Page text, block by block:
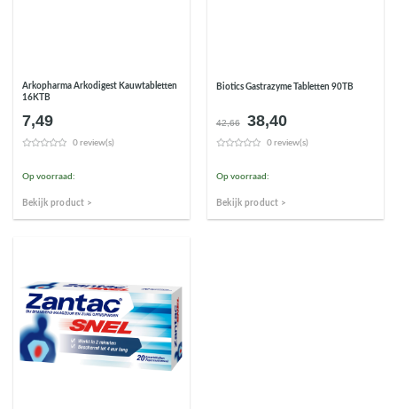
Arkopharma Arkodigest Kauwtabletten
16KTB
7,49
0 review(s)
Op voorraad:
Bekijk product >
Biotics Gastrazyme Tabletten 90TB
42,66
Oorspronkelijke
prijs
was:
38,40Huidige
prijs
is:
0 review(s)
Op voorraad:
Bekijk product >